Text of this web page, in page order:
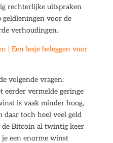
rechterlijke uitspraken
geldleningen voor de
verhoudingen.
| Een lesje beleggen voor
volgende vragen:
eerder vermelde geringe
is vaak minder hoog,
daar toch heel veel geld
de Bitcoin al twintig keer
een enorme winst